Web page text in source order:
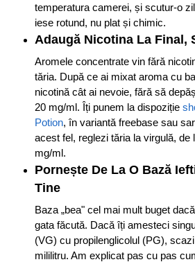
temperatura camerei, și scutur-o
iese rotund, nu plat și chimic.
Adaugă Nicotina La Final,
Aromele concentrate vin fără
tăria. După ce ai mixat aroma cu
nicotină cât ai nevoie, fără să
20 mg/ml. Îți punem la dispoziție
Potion, în variantă freebase sau
acest fel, reglezi tăria la virgulă, de
mg/ml.
Pornește De La O Bază
Tine
Baza „bea" cel mai mult buget
gata făcută. Dacă îți amesteci
(VG) cu propilenglicolul (PG),
mililitru. Am explicat pas cu pas